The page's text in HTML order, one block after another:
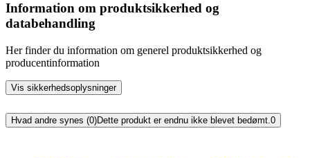
Information om produktsikkerhed og
databehandling
Her finder du information om generel produktsikkerhed og
producentinformation
Vis sikkerhedsoplysninger
Hvad andre synes (0)Dette produkt er endnu ikke blevet bedømt. 0